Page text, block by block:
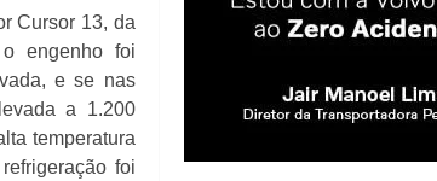
Cursor 13, da
engenho foi
e se nas
a 1.200
temperatura
foi